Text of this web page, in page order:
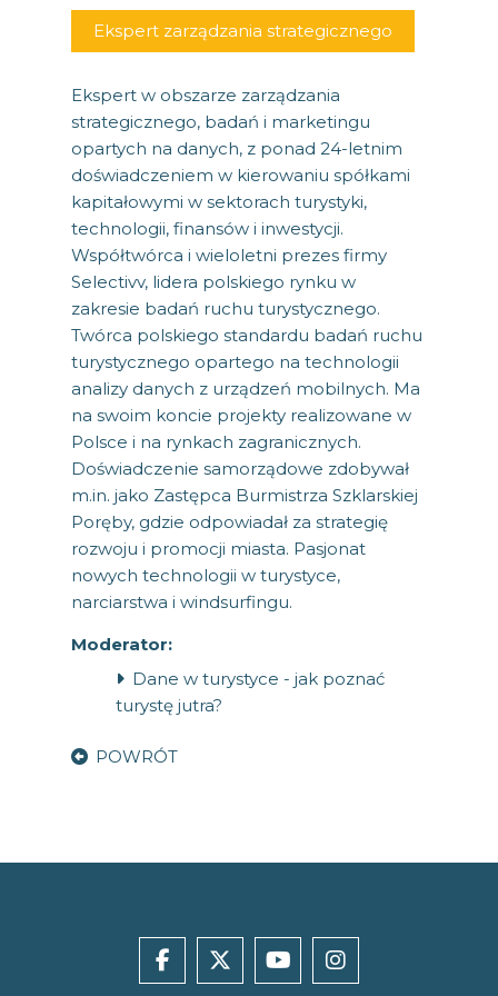
Ekspert zarządzania strategicznego
Ekspert w obszarze zarządzania
strategicznego, badań i marketingu
opartych na danych, z ponad 24-letnim
doświadczeniem w kierowaniu spółkami
kapitałowymi w sektorach turystyki,
technologii, finansów i inwestycji.
Współtwórca i wieloletni prezes firmy
Selectivv, lidera polskiego rynku w
zakresie badań ruchu turystycznego.
Twórca polskiego standardu badań ruchu
turystycznego opartego na technologii
analizy danych z urządzeń mobilnych. Ma
na swoim koncie projekty realizowane w
Polsce i na rynkach zagranicznych.
Doświadczenie samorządowe zdobywał
m.in. jako Zastępca Burmistrza Szklarskiej
Poręby, gdzie odpowiadał za strategię
rozwoju i promocji miasta. Pasjonat
nowych technologii w turystyce,
narciarstwa i windsurfingu.
Moderator:
Dane w turystyce - jak poznać
turystę jutra?
POWRÓT
facebook x youtube instagram